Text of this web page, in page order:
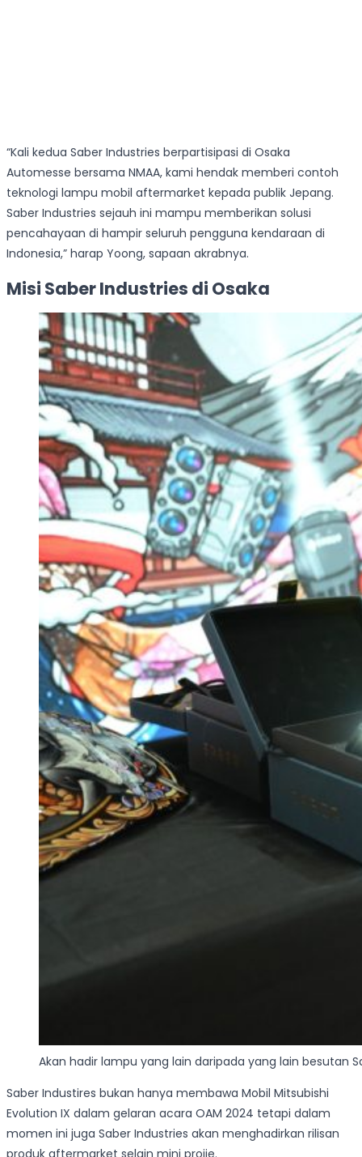
“Kali kedua Saber Industries berpartisipasi di Osaka
Automesse bersama NMAA, kami hendak memberi contoh
teknologi lampu mobil aftermarket kepada publik Jepang.
Saber Industries sejauh ini mampu memberikan solusi
pencahayaan di hampir seluruh pengguna kendaraan di
Indonesia,” harap Yoong, sapaan akrabnya.
Misi Saber Industries di Osaka
Akan hadir lampu yang lain daripada yang lain besutan
Saber Industires bukan hanya membawa Mobil Mitsubishi
Evolution IX dalam gelaran acara OAM 2024 tetapi dalam
momen ini juga Saber Industries akan menghadirkan rilisan